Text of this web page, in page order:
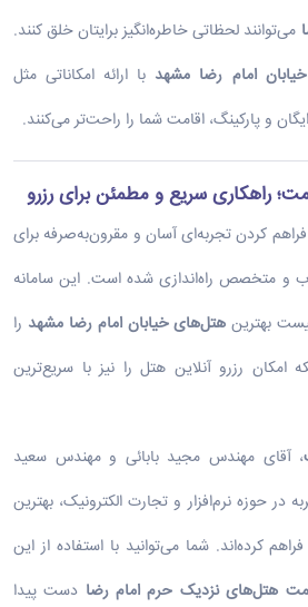
می‌توانند لحظاتی خاطره‌انگیز برایتان خلق کنند.
امام رضا مشهد با ارائه امکاناتی مثل
و پارکینگ، اقامت شما را راحت‌تر می‌کنند.
راهکاری سریع و مطمئن برای رزرو
کردن تجربه‌ای آسان و مقرون‌به‌صرفه برای
و متخصص راه‌اندازی شده است. این سامانه
بهترین هتل‌های خیابان امام رضا مشهد را
امکان رزرو آنلاین هتل را نیز با سریع‌ترین
، آقای مهندس مجید بابائی و مهندس سعید
از ۲۰ سال تجربه در حوزه نرم‌افزار و تجارت الکترونیک، بهترین
کرده‌اند. شما می‌توانید با استفاده از این
هتل‌های نزدیک حرم امام رضا دست پیدا